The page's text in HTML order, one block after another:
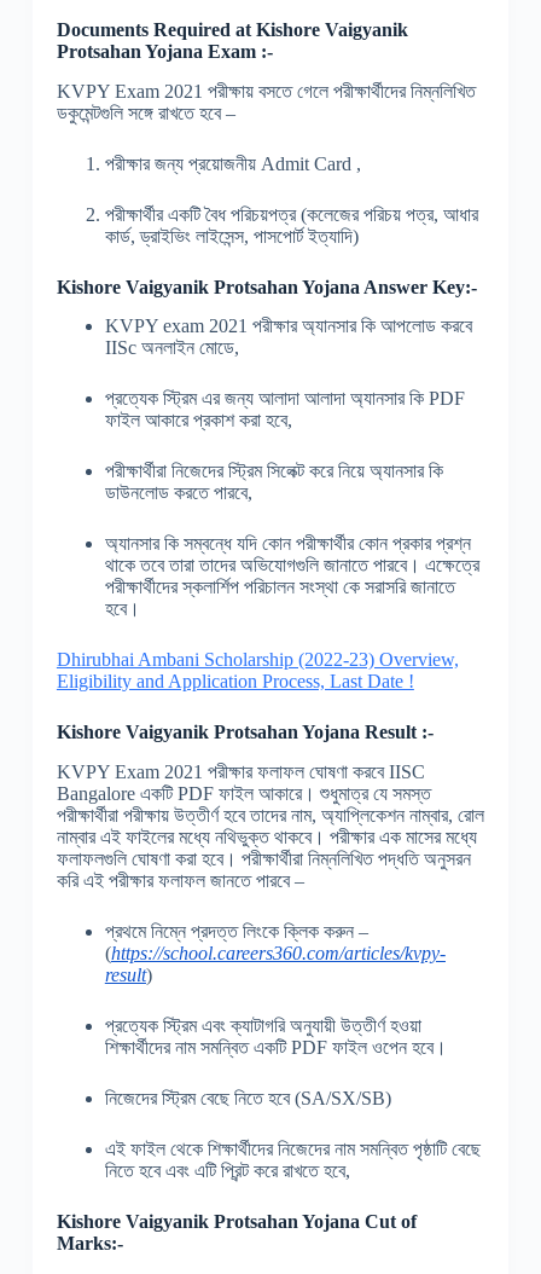
Documents Required at Kishore Vaigyanik
Protsahan Yojana Exam :-
KVPY Exam 2021 পরীক্ষায় বসতে গেলে পরীক্ষার্থীদের নিম্নলিখিত
ডকুমেন্টগুলি সঙ্গে রাখতে হবে–
পরীক্ষার জন্য প্রয়োজনীয় Admit Card ,
পরীক্ষার্থীর একটি বৈধ পরিচয়পত্র(কলেজের পরিচয় পত্র, আধার
কার্ড,ড্রাইভিং লাইসেন্স, পাসপোর্ট ইত্যাদি)
Kishore Vaigyanik Protsahan Yojana Answer Key:-
KVPY exam 2021 পরীক্ষার অ্যানসার কি আপলোড করবে
IISc অনলাইন মোডে,
প্রত্যেক স্ট্রিম এর জন্য আলাদা আলাদা অ্যানসার কি PDF
ফাইল আকারে প্রকাশ করা হবে,
পরীক্ষার্থীরা নিজেদের স্ট্রিম সিলেক্ট করে নিয়ে অ্যানসার কি
ডাউনলোড করতে পারবে,
অ্যানসার কি সম্বন্ধে যদি কোন পরীক্ষার্থীর কোন প্রকার প্রশ্ন
থাকে তবে তারা তাদের অভিযোগগুলি জানাতে পারবে। এক্ষেত্রে
পরীক্ষার্থীদের স্কলার্শিপ পরিচালন সংস্থা কে সরাসরি জানাতে
হবে।
Dhirubhai Ambani Scholarship (2022-23) Overview,
Eligibility and Application Process, Last Date !
Kishore Vaigyanik Protsahan Yojana Result :-
KVPY Exam 2021 পরীক্ষার ফলাফল ঘোষণা করবেIISC
Bangalore একটিPDF ফাইল আকারে। শুধুমাত্র যে সমস্ত
পরীক্ষার্থীরা পরীক্ষায় উত্তীর্ণ হবে তাদের নাম, অ্যাপ্লিকেশন নাম্বার, রোল
নাম্বার এই ফাইলের মধ্যে নথিভুক্ত থাকবে। পরীক্ষার এক মাসের মধ্যে
ফলাফলগুলি ঘোষণা করা হবে। পরীক্ষার্থীরা নিম্নলিখিত পদ্ধতি অনুসরন
করি এই পরীক্ষার ফলাফল জানতে পারবে–
প্রথমে নিম্নে প্রদত্ত লিংকে ক্লিক করুন –
(https://school.careers360.com/articles/kvpy-
result)
প্রত্যেক স্ট্রিম এবং ক্যাটাগরি অনুযায়ী উত্তীর্ণ হওয়া
শিক্ষার্থীদের নাম সমন্বিত একটিPDF ফাইল ওপেন হবে।
নিজেদের স্ট্রিম বেছে নিতে হবে(SA/SX/SB)
এই ফাইল থেকে শিক্ষার্থীদের নিজেদের নাম সমন্বিত পৃষ্ঠাটি বেছে
নিতে হবে এবং এটি প্রিন্ট করে রাখতে হবে,
Kishore Vaigyanik Protsahan Yojana Cut of
Marks:-